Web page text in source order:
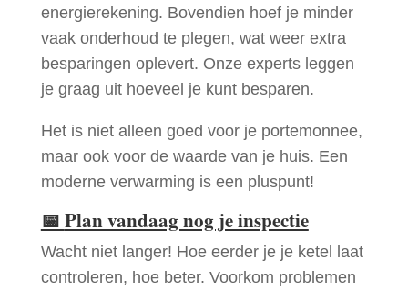
energierekening. Bovendien hoef je minder
vaak onderhoud te plegen, wat weer extra
besparingen oplevert. Onze experts leggen
je graag uit hoeveel je kunt besparen.
Het is niet alleen goed voor je portemonnee,
maar ook voor de waarde van je huis. Een
moderne verwarming is een pluspunt!
📅 Plan vandaag nog je inspectie
Wacht niet langer! Hoe eerder je je ketel laat
controleren, hoe beter. Voorkom problemen